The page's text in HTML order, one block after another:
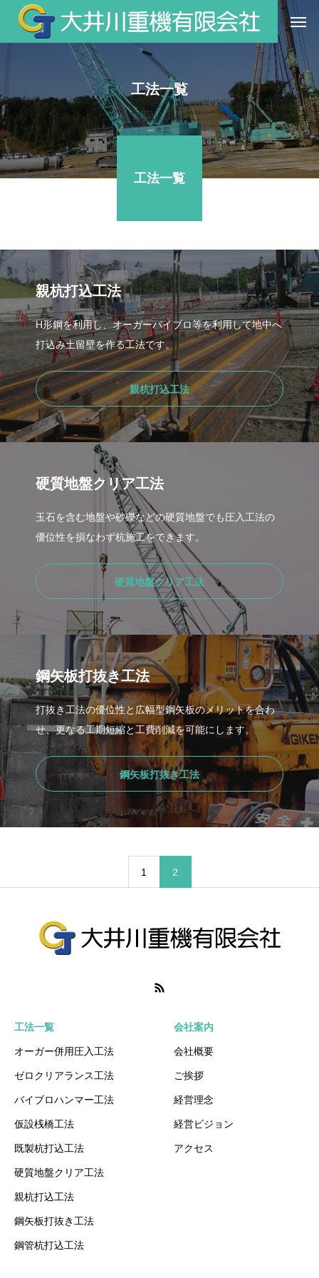
工法一覧
工法一覧
親杭打込工法
H形鋼を利用し、オーガーバイブロ等を利用して地中へ
打込み土留壁を作る工法です。
親杭打込工法
硬質地盤クリア工法
玉石を含む地盤や砂礫などの硬質地盤でも圧入工法の
優位性を損なわず杭施工をできます。
硬質地盤クリア工法
鋼矢板打抜き工法
打抜き工法の優位性と広幅型鋼矢板のメリットを合わ
せ、更なる工期短縮と工費削減を可能にします。
鋼矢板打抜き工法
1 2
工法一覧
オーガー併用圧入工法
ゼロクリアランス工法
バイブロハンマー工法
仮設桟橋工法
既製杭打込工法
硬質地盤クリア工法
親杭打込工法
鋼矢板打抜き工法
鋼管杭打込工法
会社案内
会社概要
ご挨拶
経営理念
経営ビジョン
アクセス